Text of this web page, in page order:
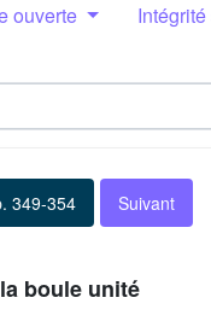
ouverte
349-354 Suivant
boule unité